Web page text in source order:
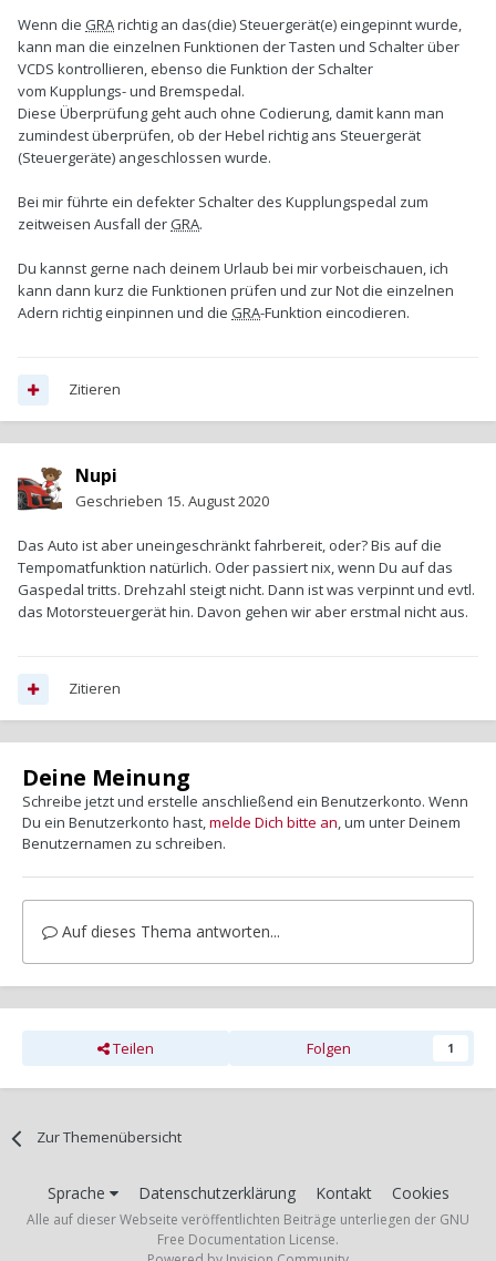
Wenn die GRArichtig an das(die) Steuergerät(e) eingepinnt wurde,
kann man die einzelnen Funktionen der Tasten und Schalter über
VCDS kontrollieren, ebenso die Funktion der Schalter
vom Kupplungs- und Bremspedal.
Diese Überprüfung geht auch ohne Codierung, damit kann man
zumindest überprüfen, ob der Hebel richtig ans Steuergerät
(Steuergeräte) angeschlossen wurde.
Bei mir führte ein defekter Schalter des Kupplungspedal zum
zeitweisen Ausfall der GRA.
Du kannst gerne nach deinem Urlaub bei mir vorbeischauen, ich
kann dann kurz die Funktionen prüfen und zur Not die einzelnen
Adern richtig einpinnen und die GRA-Funktion eincodieren.
Zitieren
Nupi
Geschrieben 15. August 2020
Das Auto ist aber uneingeschränkt fahrbereit, oder? Bis auf die
Tempomatfunktion natürlich. Oder passiert nix, wenn Du auf das
Gaspedal tritts. Drehzahl steigt nicht. Dann ist was verpinnt und evtl.
das Motorsteuergerät hin. Davon gehen wir aber erstmal nicht aus.
Zitieren
Deine Meinung
Schreibe jetzt und erstelle anschließend ein Benutzerkonto. Wenn
Du ein Benutzerkonto hast,melde Dich bitte an, um unter Deinem
Benutzernamen zu schreiben.
Auf dieses Thema antworten...
Teilen Folgen 1
Zur Themenübersicht
Sprache Datenschutzerklärung Kontakt Cookies
Alle auf dieser Webseite veröffentlichten Beiträge unterliegen der GNU
Free Documentation License.